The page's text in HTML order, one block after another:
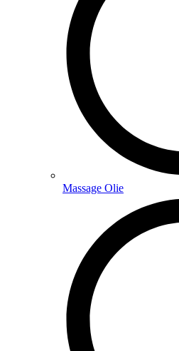
Massage Olie